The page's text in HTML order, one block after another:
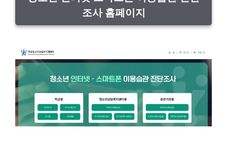
조사 홈페이지